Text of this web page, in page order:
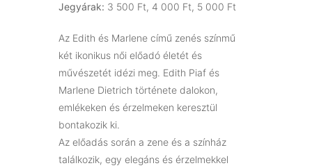
Jegyárak: 3 500 Ft, 4 000 Ft, 5 000 Ft
Az Edith és Marlene című zenés színmű
két ikonikus női előadó életét és
művészetét idézi meg. Edith Piaf és
Marlene Dietrich története dalokon,
emlékeken és érzelmeken keresztül
bontakozik ki.
Az előadás során a zene és a színház
találkozik, egy elegáns és érzelmekkel